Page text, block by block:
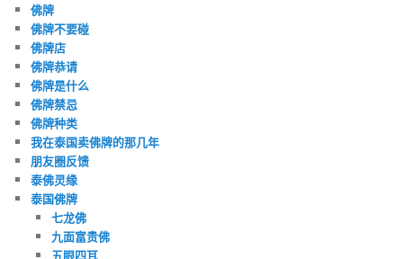
佛牌
佛牌不要碰
佛牌店
佛牌恭请
佛牌是什么
佛牌禁忌
佛牌种类
我在泰国卖佛牌的那几年
朋友圈反馈
泰佛灵缘
泰国佛牌
七龙佛
九面富贵佛
五眼四耳